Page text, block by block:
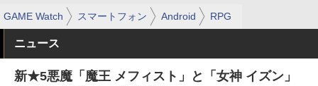
GAME Watch スマートフォン Android RPG
ニュース
新★5悪魔「魔王 メフィスト」と「女神 イズン」